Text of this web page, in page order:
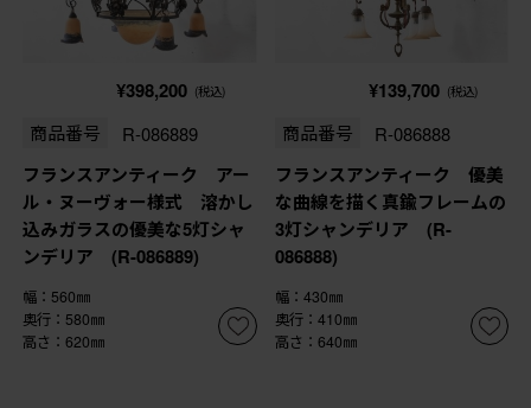
¥398,200 (税込)
商品番号 R-086889
フランスアンティーク アー
ル・ヌーヴォー様式 溶かし
込みガラスの優美な5灯シャ
ンデリア (R-086889)
幅：560㎜
奥行：580㎜
高さ：620㎜
¥139,700 (税込)
商品番号 R-086888
フランスアンティーク 優美
な曲線を描く真鍮フレームの
3灯シャンデリア (R-
086888)
幅：430㎜
奥行：410㎜
高さ：640㎜